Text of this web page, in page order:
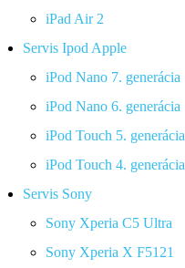
iPad Air 2
Servis Ipod Apple
iPod Nano 7. generácia
iPod Nano 6. generácia
iPod Touch 5. generácia
iPod Touch 4. generácia
Servis Sony
Sony Xperia C5 Ultra
Sony Xperia X F5121